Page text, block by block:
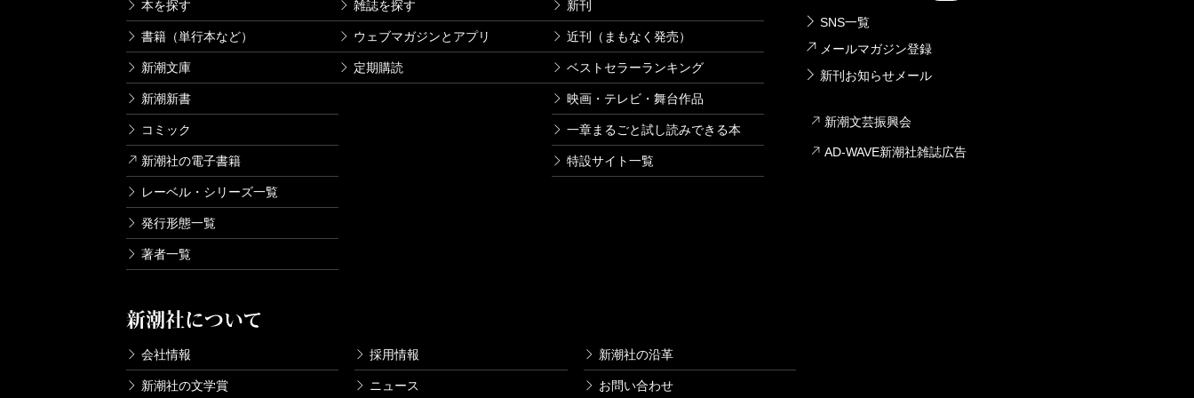
本を探す
書籍（単行本など）
新潮文庫
新潮新書
コミック
新潮社の電子書籍
レーベル・シリーズ一覧
発行形態一覧
著者一覧
雑誌を探す
ウェブマガジンとアプリ
定期購読
新刊
近刊（まもなく発売）
ベストセラーランキング
映画・テレビ・舞台作品
一章まるごと試し読みできる本
特設サイト一覧
新潮社について
会社情報 採用情報 新潮社の沿革
新潮社の文学賞 ニュース お問い合わせ
SNS一覧
メールマガジン登録
新刊お知らせメール
新潮文芸振興会
AD-WAVE新潮社雑誌広告